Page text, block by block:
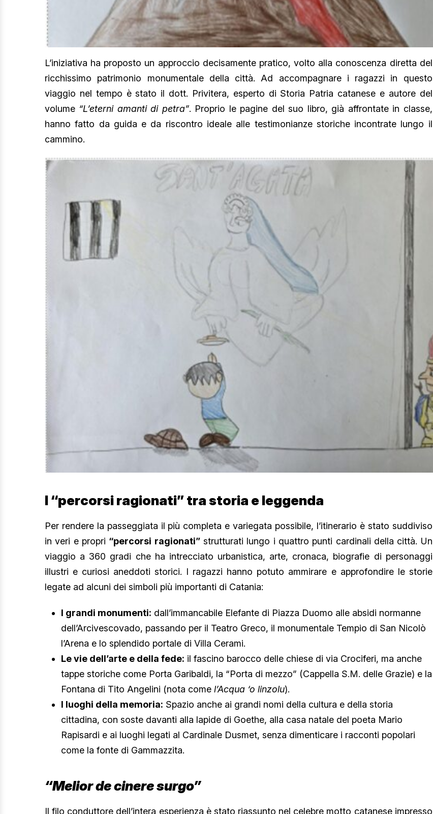
L’iniziativa ha proposto un approccio decisamente pratico, volto alla conoscenza diretta del
ricchissimo patrimonio monumentale della città. Ad accompagnare i ragazzi in questo
viaggio nel tempo è stato il dott. Privitera, esperto di Storia Patria catanese e autore del
volume “L’eterni amanti di petra”. Proprio le pagine del suo libro, già affrontate in classe,
hanno fatto da guida e da riscontro ideale alle testimonianze storiche incontrate lungo il
cammino.
I “percorsi ragionati” tra storia e leggenda
Per rendere la passeggiata il più completa e variegata possibile, l’itinerario è stato suddiviso
in veri e propri “percorsi ragionati”strutturati lungo i quattro punti cardinali della città. Un
viaggio a 360 gradi che ha intrecciato urbanistica, arte, cronaca, biografie di personaggi
illustri e curiosi aneddoti storici. I ragazzi hanno potuto ammirare e approfondire le storie
legate ad alcuni dei simboli più importanti di Catania:
I grandi monumenti: dall’immancabile Elefante di Piazza Duomo alle absidi normanne
dell’Arcivescovado, passando per il Teatro Greco, il monumentale Tempio di San Nicolò
l’Arena e lo splendido portale di Villa Cerami.
Le vie dell’arte e della fede: il fascino barocco delle chiese di via Crociferi, ma anche
tappe storiche come Porta Garibaldi, la “Porta di mezzo” (Cappella S.M. delle Grazie) e la
Fontana di Tito Angelini (nota come l’Acqua ‘o linzolu).
I luoghi della memoria: Spazio anche ai grandi nomi della cultura e della storia
cittadina, con soste davanti alla lapide di Goethe, alla casa natale del poeta Mario
Rapisardi e ai luoghi legati al Cardinale Dusmet, senza dimenticare i racconti popolari
come la fonte di Gammazzita.
“Melior de cinere surgo”
Il filo conduttore dell’intera esperienza è stato riassunto nel celebre motto catanese impresso